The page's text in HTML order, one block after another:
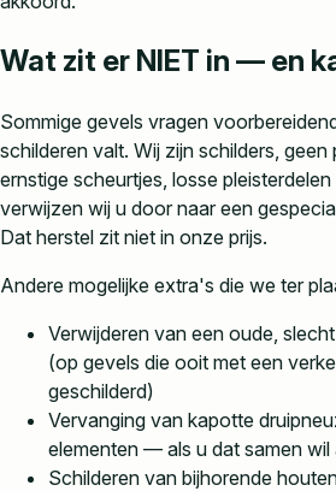
Wat zit er NIET in — en
Sommige gevels vragen
schilderen valt. Wij zijn schilders,
ernstige scheurtjes, losse
verwijzen wij u door naar een
Dat herstel zit niet in onze prijs.
Andere mogelijke extra's die we ter
Verwijderen van een oude,
(op gevels die ooit met een
geschilderd)
Vervanging van kapotte
elementen — als u dat samen wil
Schilderen van bijhorende